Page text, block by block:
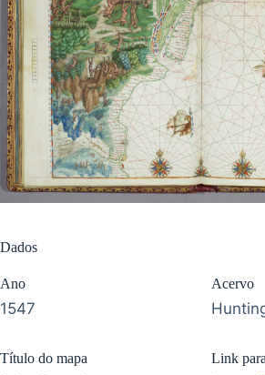
Dados
Ano
1547
Título do mapa
Acervo
Link